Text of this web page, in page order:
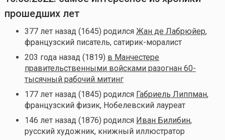
прошедших лет
377 лет назад (1645) родился Жан де Лабрюйер,
французский писатель, сатирик-моралист
203 года назад (1819) в Манчестере
правительственными войсками разогнан 60-
тысячный рабочий митинг
177 лет назад (1845) родился Габриель Липпман,
французский физик, Нобелевский лауреат
146 лет назад (1876) родился Иван Билибин,
русский художник, книжный иллюстратор